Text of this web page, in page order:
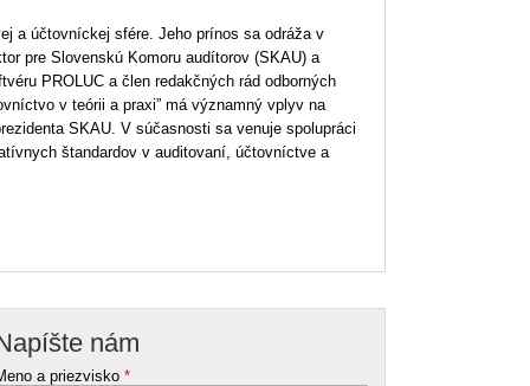
a účtovníckej sfére. Jeho prínos sa odráža v
pre Slovenskú Komoru audítorov (SKAU) a
PROLUC a člen redakčných rád odborných
v teórii a praxi” má významný vplyv na
SKAU. V súčasnosti sa venuje spolupráci
štandardov v auditovaní, účtovníctve a
nám
a priezvisko*